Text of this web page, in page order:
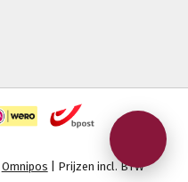
Omnipos | Prijzen incl. BTW